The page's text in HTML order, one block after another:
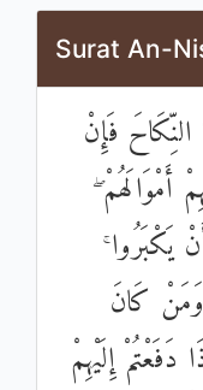
Surat An-
النِّكَاحَ فَإِنْ
أَمْوَالَهُمْ
يَكْبَرُوا
كَانَ
إِلَيْهِمْ